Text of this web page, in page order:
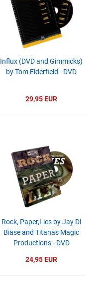
Influx (DVD and Gimmicks)
by Tom Elderfield - DVD
29,95 EUR
Rock, Paper,Lies by Jay Di
Biase and Titanas Magic
Productions - DVD
24,95 EUR